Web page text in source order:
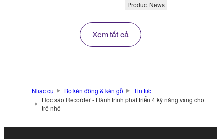
Product News
Xem tất cả
Nhạc cụ Bộ kèn đồng & kèn gỗ
Tin tức
Học sáo Recorder - Hành trình phát triển 4 kỹ năng vàng cho
trẻ nhỏ